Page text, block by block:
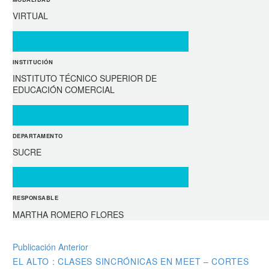
VIRTUAL
INSTITUCIÓN
INSTITUTO TÉCNICO SUPERIOR DE
EDUCACIÓN COMERCIAL
DEPARTAMENTO
SUCRE
RESPONSABLE
MARTHA ROMERO FLORES
NAVEGACIÓN
Publicación Anterior
EL ALTO : CLASES SINCRÓNICAS EN MEET – CORTES